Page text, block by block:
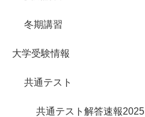
冬期講習
大学受験情報
共通テスト
共通テスト解答速報2025